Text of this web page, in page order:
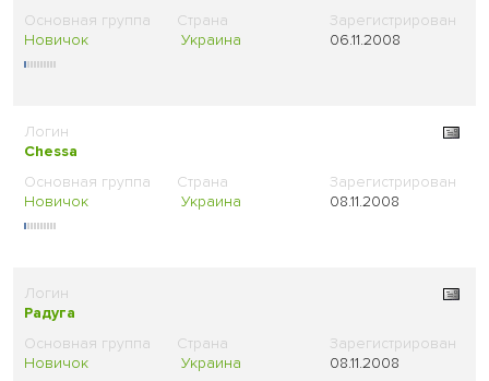
Новичок Украина 06.11.2008
Chessa
Новичок Украина 08.11.2008
Радуга
Новичок Украина 08.11.2008